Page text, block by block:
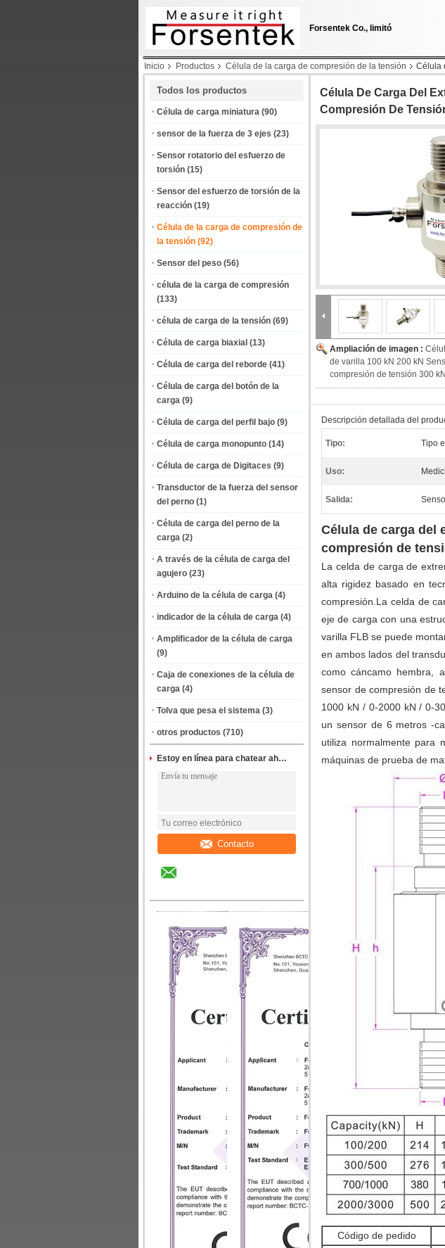
Forsentek Co., limitó
Inicio Productos Célula de la carga de compresión de la tensión
Célula
Todos los productos
Célula de carga miniatura (90)
sensor de la fuerza de 3 ejes (23)
Sensor rotatorio del esfuerzo de
torsión (15)
Sensor del esfuerzo de torsión de la
reacción (19)
Célula de la carga de compresión de
la tensión (92)
Sensor del peso (56)
célula de la carga de compresión
(133)
célula de carga de la tensión (69)
Célula de carga biaxial (13)
Célula de carga del reborde (41)
Célula de carga del botón de la
carga (9)
Célula de carga del perfil bajo (9)
Célula de carga monopunto (14)
Célula de carga de Digitaces (9)
Transductor de la fuerza del sensor
del perno (1)
Célula de carga del perno de la
carga (2)
A través de la célula de carga del
agujero (23)
Arduino de la célula de carga (4)
indicador de la célula de carga (4)
Amplificador de la célula de carga
(9)
Caja de conexiones de la célula de
carga (4)
Tolva que pesa el sistema (3)
otros productos (710)
Estoy en línea para chatear ahora
Contacto
Célula De Carga Del
Compresión De
Ampliación de imagen :
de varilla 100 kN 200 kN
compresión de tensión 300
Descripción detallada del
Tipo: Tipo
Uso:
Salida:
Célula de carga del
compresión de
La celda de carga de
alta rigidez basado en
compresión.La celda de
eje de carga con una
varilla FLB se puede
en ambos lados del
como cáncamo hembra,
sensor de compresión de
1000 kN / 0-2000 kN / 0-
un sensor de 6 metros -
utiliza normalmente para
máquinas de prueba de
Código de pedido